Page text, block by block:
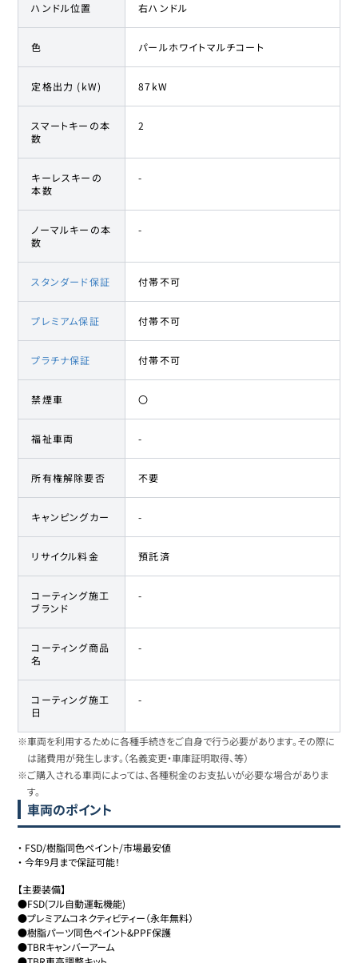
ハンドル位置 右ハンドル
色 パールホワイトマルチコート
定格出力 (kW) 87kW
スマートキーの本
数
2
キーレスキーの
本数
-
ノーマルキーの本
数
-
スタンダード保証 付帯不可
プレミアム保証 付帯不可
プラチナ保証 付帯不可
禁煙車 〇
福祉車両 -
所有権解除要否 不要
キャンピングカー -
リサイクル料金 預託済
コーティング施工
ブランド
-
コーティング商品
名
-
コーティング施工
日
-
※車両を利用するために各種手続きをご自身で行う必要があります。その際に
は諸費用が発生します。（名義変更・車庫証明取得、等）
※ご購入される車両によっては、各種税金のお支払いが必要な場合がありま
す。
車両のポイント
・ FSD/樹脂同色ペイント/市場最安値
・今年9月まで保証可能！
【主要装備】
●FSD(フル自動運転機能)
●プレミアムコネクティビティー（永年無料）
●樹脂パーツ同色ペイント&PPF保護
●TBRキャンバーアーム